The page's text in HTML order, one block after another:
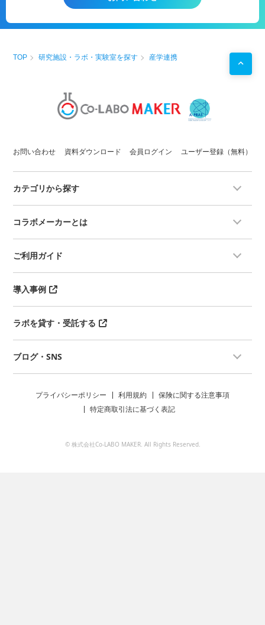
TOP 研究施設・ラボ・実験室を探す 産学連携
お問い合わせ 資料ダウンロード 会員ログイン ユーザー登録（無料）
カテゴリから探す
コラボメーカーとは
ご利用ガイド
導入事例
ラボを貸す・受託する
ブログ・SNS
プライバシーポリシー 利用規約
保険に関する注意事項
特定商取引法に基づく表記
© 株式会社Co-LABO MAKER. All Rights Reserved.